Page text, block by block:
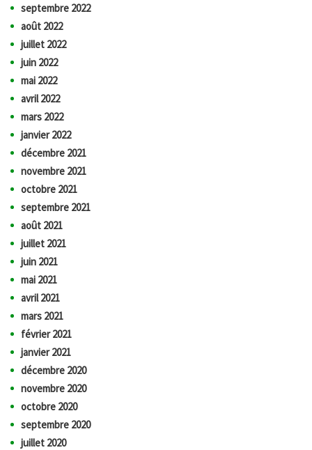
septembre 2022
août 2022
juillet 2022
juin 2022
mai 2022
avril 2022
mars 2022
janvier 2022
décembre 2021
novembre 2021
octobre 2021
septembre 2021
août 2021
juillet 2021
juin 2021
mai 2021
avril 2021
mars 2021
février 2021
janvier 2021
décembre 2020
novembre 2020
octobre 2020
septembre 2020
juillet 2020